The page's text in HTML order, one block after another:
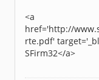
<a
href='http://
rte.pdf'
SFirm32</a>